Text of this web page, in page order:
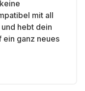
mit all
hebt dein
ein ganz neues